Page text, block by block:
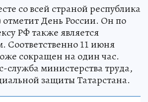
со всей страной республика
отметит День России. Он по
РФ также является
Соответственно 11 июня
сокращен на один час.
служба министерства труда,
защиты Татарстана.